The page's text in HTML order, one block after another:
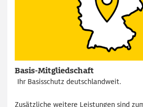
Basis-Mitgliedschaft
Ihr Basisschutz deutschlandweit.
Zusätzliche weitere Leistungen sind